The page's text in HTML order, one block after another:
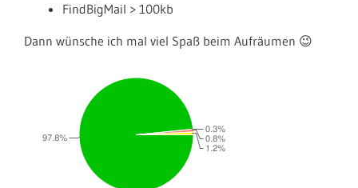
FindBigMail > 100kb
Dann wünsche ich mal viel Spaß beim Aufräumen 😉